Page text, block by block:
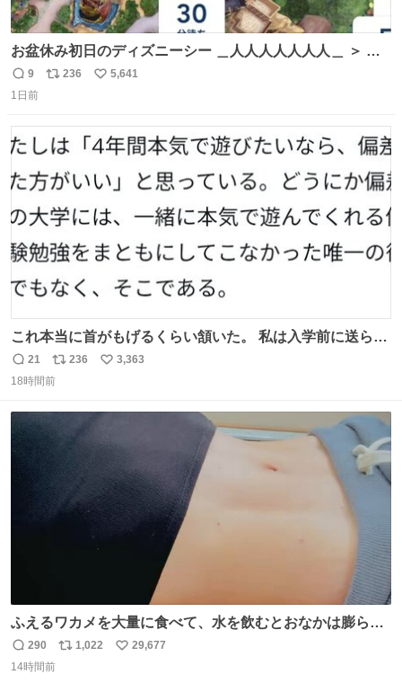
お盆休み初日のディズニーシー ＿人人人人人人人＿ ＞ 空
い て る！＜ ￣^Y^Y^Y^Y^ Y￣
返
信
9
リ
ト
数
236
い
数
5,641
1日前
これ本当に首がもげるくらい頷いた。 私は入学前に送られ
てきた、大学のサークル紹介冊子を見た時点で終わりを感
じたので、女子大でもないくせに偏差値の高い大学のイン
た。 高偏差値に行けないならせめてそれくらいした方が予
後がいいです。 https://t.co/9nMHIrETkw
返
信
21
リ
ポ
236
い
3,363
18時間前
ふえるワカメを大量に食べて、水を飲むとおなかは膨ら
む・・・・！？ ⚠️よい子は絶対マネしないでね⚠️ #夏休み
の自由研究
返
信
290
リ
1,022
い
29,677
14時間前